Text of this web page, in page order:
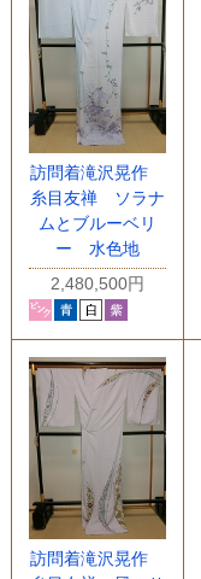
訪問着滝沢晃作
糸目友禅 ソラナ
ムとブルーベリ
ー 水色地
2,480,500円
訪問着滝沢晃作